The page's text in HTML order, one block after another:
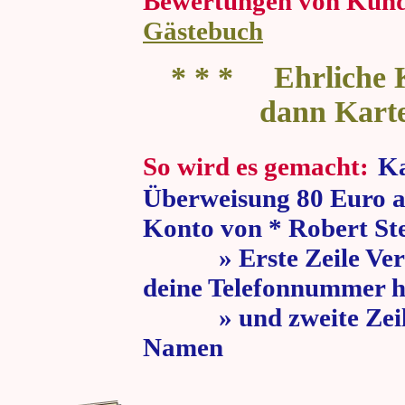
Gästebuch
* * * Ehrliche
dann
So wird es gemacht:
Überweisung 80 Euro
Konto von * Robert
» Erste Zeile
deine Telefonnummer
» und zweite Zeile
Namen